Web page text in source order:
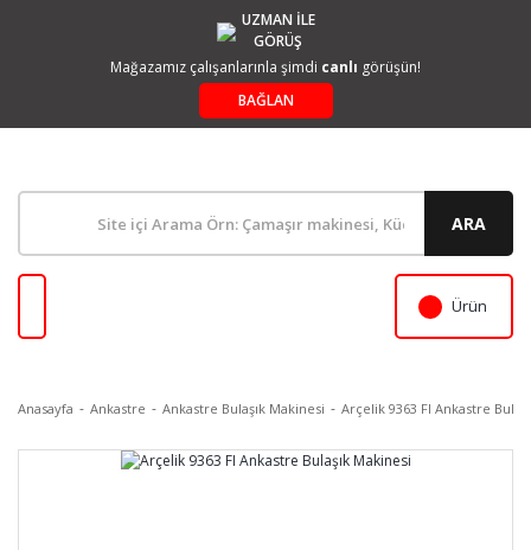
UZMAN İLE
GÖRÜŞ
Mağazamız çalışanlarınla şimdi canlı görüşün!
BAĞLAN
ARA
Ürün
Anasayfa Ankastre Ankastre Bulaşık Makinesi Arçelik 9363 FI Ankastre